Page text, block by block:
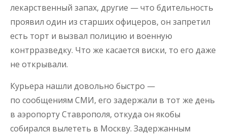
лекарственный запах, другие — что бдительность
проявил один из старших офицеров, он запретил
есть торт и вызвал полицию и военную
контрразведку. Что же касается виски, то его даже
не открывали.
Курьера нашли довольно быстро —
по сообщениям СМИ, его задержали в тот же день
в аэропорту Ставрополя, откуда он якобы
собирался вылететь в Москву. Задержанным